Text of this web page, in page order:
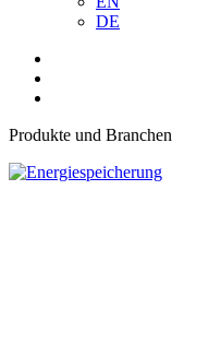
DE
Produkte und Branchen